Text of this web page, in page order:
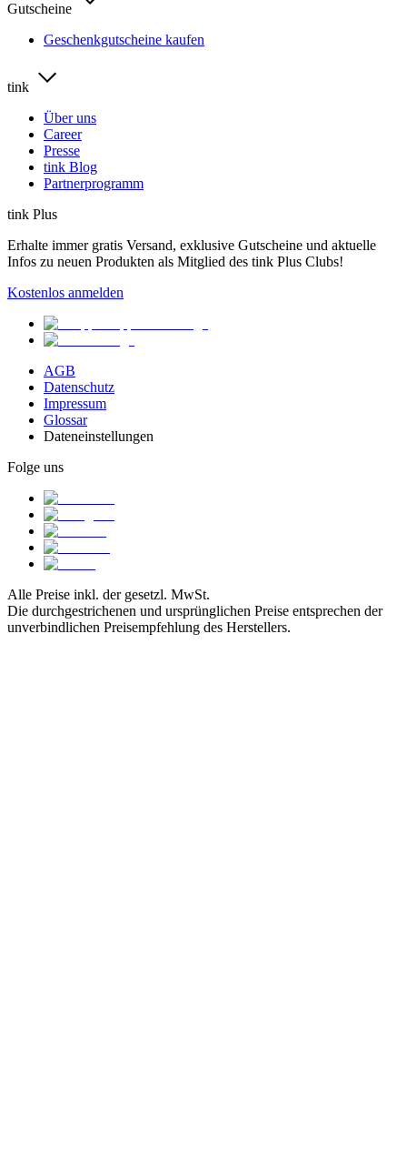
Gutscheine
Geschenkgutscheine kaufen
tink
Über uns
Career
Presse
tink Blog
Partnerprogramm
tink Plus
Erhalte immer gratis Versand, exklusive Gutscheine und aktuelle
Infos zu neuen Produkten als Mitglied des tink Plus Clubs!
Kostenlos anmelden
AGB
Datenschutz
Impressum
Glossar
Dateneinstellungen
Folge uns
Alle Preise inkl. der gesetzl. MwSt.
Die durchgestrichenen und ursprünglichen Preise entsprechen der
unverbindlichen Preisempfehlung des Herstellers.